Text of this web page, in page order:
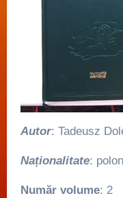
Autor: Tadeusz
Naționalitate:
Număr volume: 2